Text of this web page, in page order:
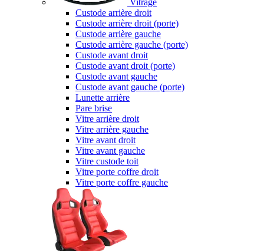
Vitrage
Custode arrière droit
Custode arrière droit (porte)
Custode arrière gauche
Custode arrière gauche (porte)
Custode avant droit
Custode avant droit (porte)
Custode avant gauche
Custode avant gauche (porte)
Lunette arrière
Pare brise
Vitre arrière droit
Vitre arrière gauche
Vitre avant droit
Vitre avant gauche
Vitre custode toit
Vitre porte coffre droit
Vitre porte coffre gauche